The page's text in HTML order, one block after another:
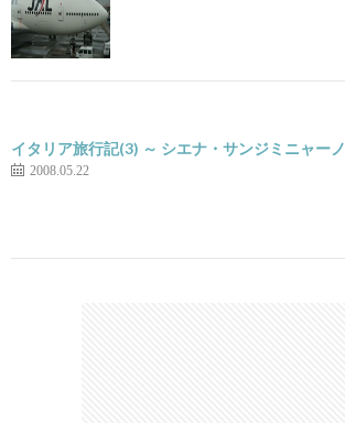
イタリア旅行記(3) ～ シエナ・サンジミニャーノ
2008.05.22